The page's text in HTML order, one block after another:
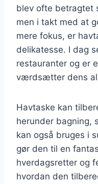
blev ofte betragtet
men i takt med at
mere fokus, er
delikatesse. I dag
restauranter og er
værdsætter dens
Havtaske kan
herunder bagning,
kan også bruges i
gør den til en
hverdagsretter og
hvordan den